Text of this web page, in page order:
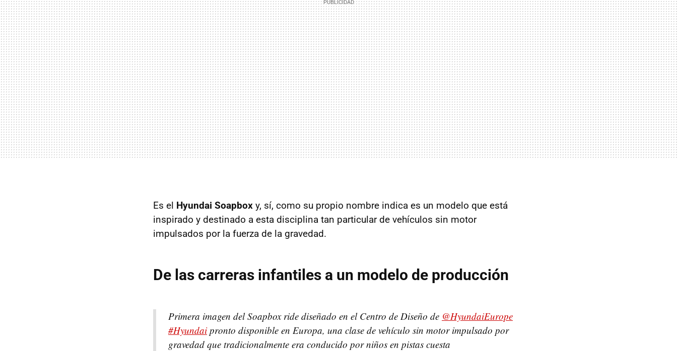
Es el Hyundai Soapbox y, sí, como su propio nombre indica es un modelo que está
inspirado y destinado a esta disciplina tan particular de vehículos sin motor
impulsados por la fuerza de la gravedad.
De las carreras infantiles a un modelo de producción
Primera imagen del Soapbox ride diseñado en el Centro de Diseño de @HyundaiEurope
#Hyundai pronto disponible en Europa, una clase de vehículo sin motor impulsado por
gravedad que tradicionalmente era conducido por niños en pistas cuesta